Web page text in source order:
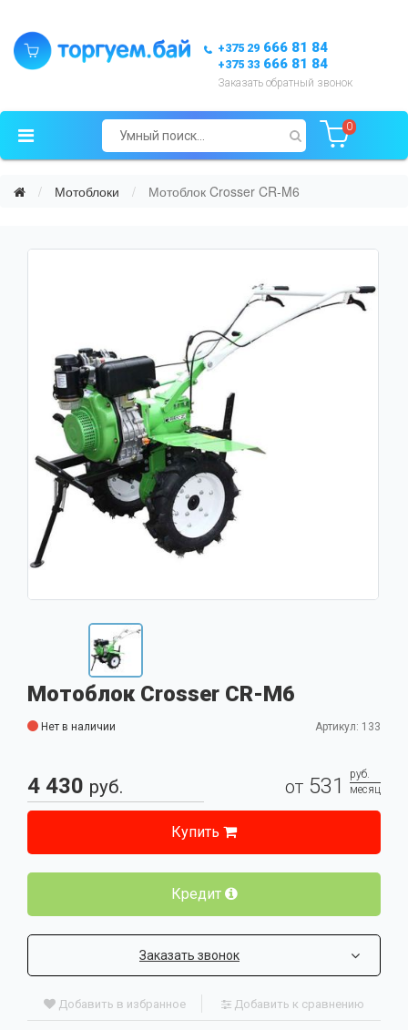
+375 29 666 81 84
+375 33 666 81 84
Заказать обратный звонок
0
Мотоблоки Мотоблок Crosser CR-M6
Мотоблок Crosser CR-M6
Нет в наличии Артикул: 133
4 430 руб. от 531
руб.
месяц
Купить
Кредит
Заказать звонок
Добавить в избранное Добавить к сравнению